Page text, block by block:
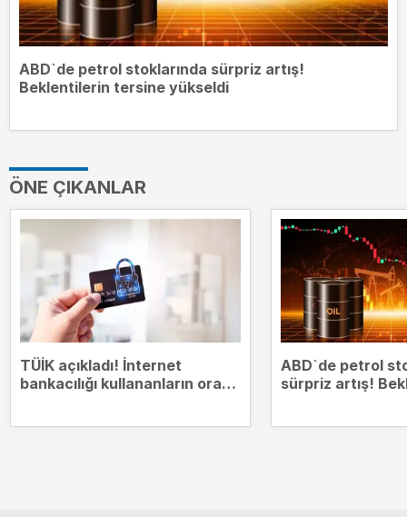
ABD`de petrol stoklarında sürpriz artış!
Beklentilerin tersine yükseldi
ÖNE ÇIKANLAR
TÜİK açıkladı! İnternet
bankacılığı kullananların oranı
ABD`de petrol
sürpriz artış!